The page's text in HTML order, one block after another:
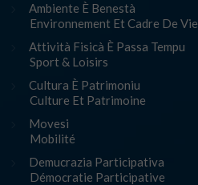
Ambiente È Benestà
Environnement Et Cadre De Vie
Attività Fisicà È Passa Tempu
Sport & Loisirs
Cultura È Patrimoniu
Culture Et Patrimoine
Movesi
Mobilité
Demucrazia Participativa
Démocratie Participative